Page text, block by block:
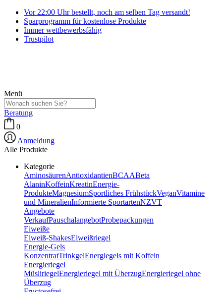
Vor 22:00 Uhr bestellt, noch am selben Tag versandt!
Sparprogramm für kostenlose Produkte
Immer wettbewerbsfähig
Trustpilot
Menü
Beratung
0
Anmeldung
Alle Produkte
Kategorie
AminosäurenAntioxidantienBCAABeta
AlaninKoffeinKreatinEnergie-
ProdukteMagnesiumSportliches FrühstückVeganVitamine
und MineralienInformierte SportartenNZVT
Angebote
VerkaufPauschalangebotProbepackungen
Eiweiße
Eiweiß-ShakesEiweißriegel
Energie-Gels
KonzentratTrinkgelEnergiegels mit Koffein
Energieriegel
MüsliriegelEnergieriegel mit ÜberzugEnergieriegel ohne
Überzug